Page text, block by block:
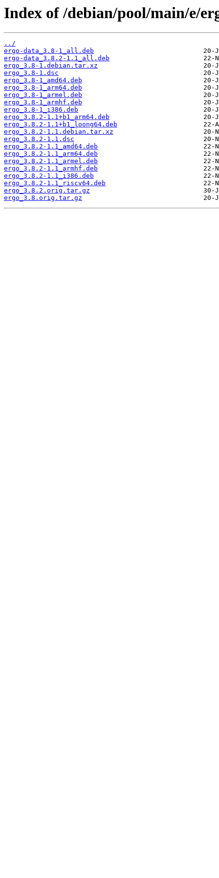
Index of /debian/pool/main/e/
../
ergo-data_3.8-1_all.deb
ergo-data_3.8.2-1.1_all.deb
ergo_3.8-1.debian.tar.xz
ergo_3.8-1.dsc
ergo_3.8-1_amd64.deb
ergo_3.8-1_arm64.deb
ergo_3.8-1_armel.deb
ergo_3.8-1_armhf.deb
ergo_3.8-1_i386.deb
ergo_3.8.2-1.1+b1_arm64.deb
ergo_3.8.2-1.1+b1_loong64.deb
ergo_3.8.2-1.1.debian.tar.xz
ergo_3.8.2-1.1.dsc
ergo_3.8.2-1.1_amd64.deb
ergo_3.8.2-1.1_arm64.deb
ergo_3.8.2-1.1_armel.deb
ergo_3.8.2-1.1_armhf.deb
ergo_3.8.2-1.1_i386.deb
ergo_3.8.2-1.1_riscv64.deb
ergo_3.8.2.orig.tar.gz
ergo_3.8.orig.tar.gz